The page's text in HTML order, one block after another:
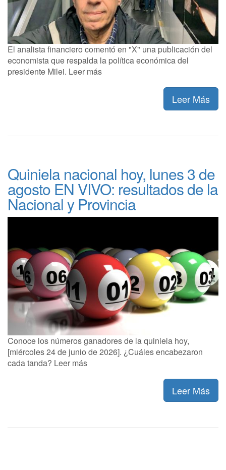
El analista financiero comentó en "X" una publicación del
economista que respalda la política económica del
presidente Milei. Leer más
Leer Más
Quiniela nacional hoy, lunes 3 de
agosto EN VIVO: resultados de la
Nacional y Provincia
Conoce los números ganadores de la quiniela hoy,
[miércoles 24 de junio de 2026]. ¿Cuáles encabezaron
cada tanda? Leer más
Leer Más